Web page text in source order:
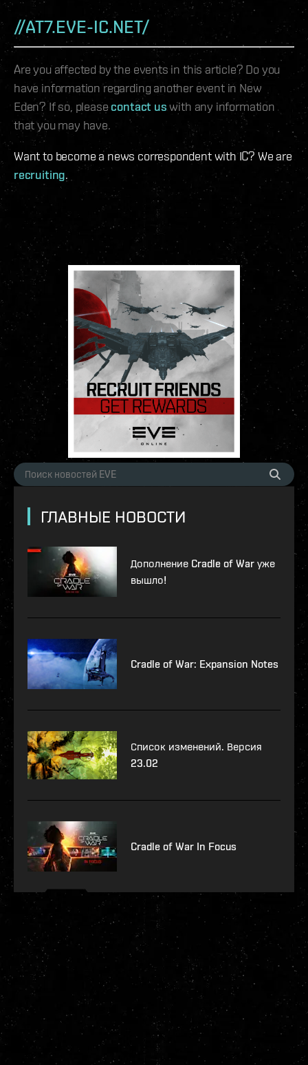
//AT7.EVE-IC.NET/
Are you affected by the events in this article? Do you
have information regarding another event in New
Eden? If so, pleasecontact uswith any information
that you may have.
Want to become a news correspondent with IC? We are
recruiting.
ГЛАВНЫЕ НОВОСТИ
Дополнение Cradle of War уже
вышло!
Cradle of War: Expansion Notes
Список изменений. Версия
23.02
Cradle of War In Focus